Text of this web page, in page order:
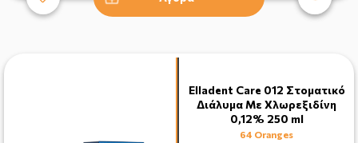
Elladent Care 012 Στοματικό
Διάλυμα Με Χλωρεξιδίνη
0,12% 250 ml
64 Oranges